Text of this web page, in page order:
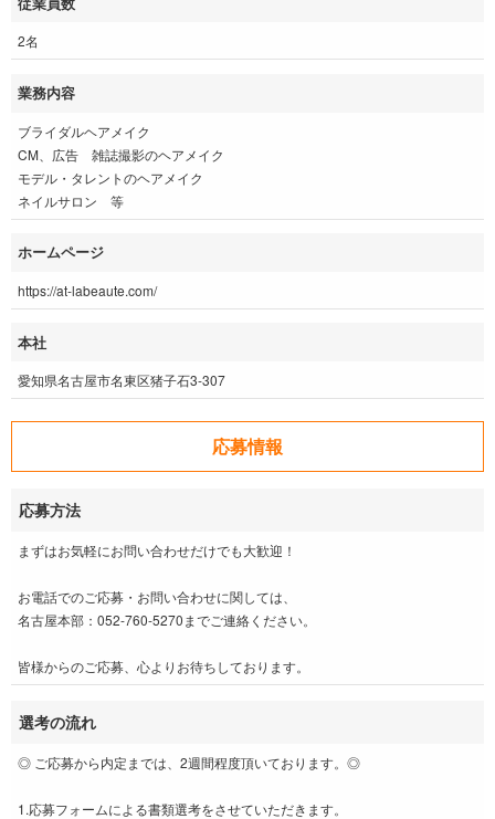
2名
業務内容
ブライダルヘアメイク
CM、広告 雑誌撮影のヘアメイク
モデル・タレントのヘアメイク
ネイルサロン 等
ホームページ
https://at-labeaute.com/
本社
愛知県名古屋市名東区猪子石3-307
応募情報
応募方法
まずはお気軽にお問い合わせだけでも大歓迎！
お電話でのご応募・お問い合わせに関しては、
名古屋本部：052-760-5270までご連絡ください。
皆様からのご応募、心よりお待ちしております。
選考の流れ
◎ ご応募から内定までは、2週間程度頂いております。◎
1.応募フォームによる書類選考をさせていただきます。